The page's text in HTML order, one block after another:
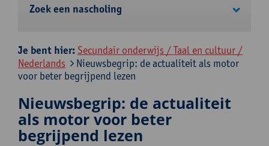
Zoek een nascholing
Je bent hier: Secundair onderwijs / Taal en cultuur /
Nederlands
Nieuwsbegrip: de actualiteit als motor
voor beter begrijpend lezen
Nieuwsbegrip: de actualiteit
als motor voor beter
begrijpend lezen